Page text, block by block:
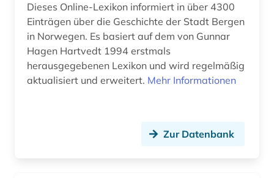
kunstwerk (2)
kunstwissenschaft (1)
kurden (1)
kurdisch (1)
körperschaft (1)
Dieses Online-Lexikon informiert in über 4300
Einträgen über die Geschichte der Stadt Bergen
in Norwegen. Es basiert auf dem von Gunnar
Hagen Hartvedt 1994 erstmals
herausgegebenen Lexikon und wird regelmäßig
aktualisiert und erweitert. Mehr Informationen
Zur Datenbank